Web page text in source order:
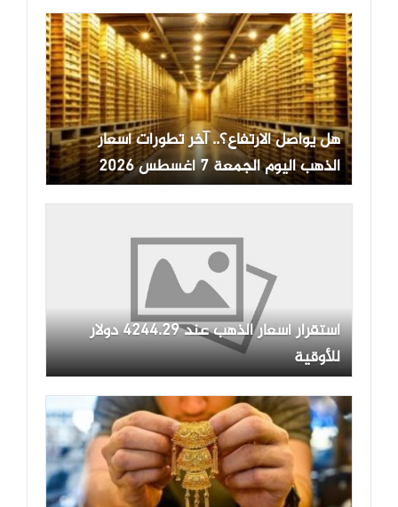
هل يواصل الارتفاع؟.. آخر تطورات أسعار
الذهب اليوم الجمعة 7 أغسطس 2026
استقرار أسعار الذهب عند 4244.29 دولار
للأوقية